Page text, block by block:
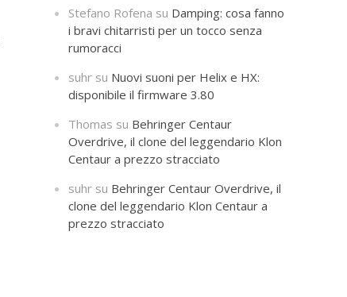
Stefano Rofena su Damping: cosa fanno
i bravi chitarristi per un tocco senza
rumoracci
suhr su Nuovi suoni per Helix e HX:
disponibile il firmware 3.80
Thomas su Behringer Centaur
Overdrive, il clone del leggendario Klon
Centaur a prezzo stracciato
suhr su Behringer Centaur Overdrive, il
clone del leggendario Klon Centaur a
prezzo stracciato